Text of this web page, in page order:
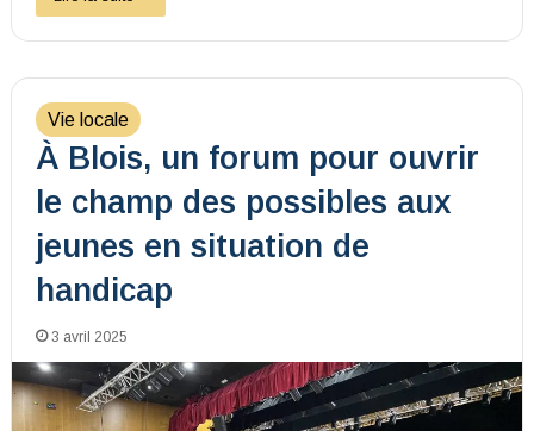
Vie locale
À Blois, un forum pour ouvrir
le champ des possibles aux
jeunes en situation de
handicap
3 avril 2025